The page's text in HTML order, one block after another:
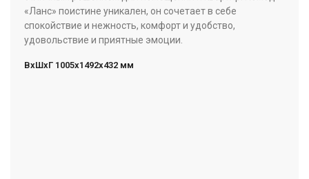
«Ланс» поистине уникален, он сочетает в себе
спокойствие и нежность, комфорт и удобство,
удовольствие и приятные эмоции.
ВxШxГ 1005x1492x432 мм